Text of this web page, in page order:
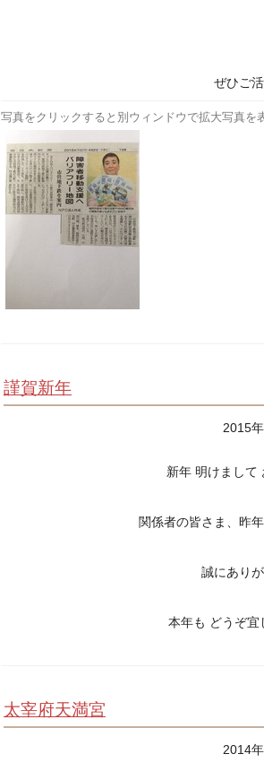
ぜひご
写真をクリックすると別ウィンドウで拡大写真を
謹賀新年
2015
新年 明けまして
関係者の皆さま、昨
誠にあり
本年も どうぞ宜
太宰府天満宮
2014